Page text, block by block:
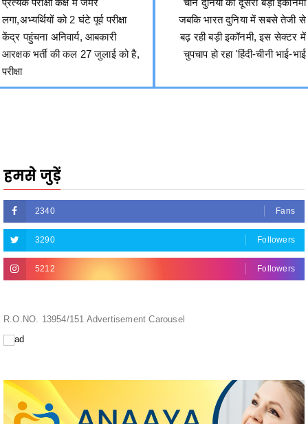
रायपुर .
असल बात news.
विश्व के सर्वाधिक लोकप्रिय नेता हो गए हैं।
प्रतिक्रिया व्यक्त करते हुए मुख्यमंत्री श्री साय ने कहा कि श्री मोदी ने
प्रधानमंत्री के रूप में हर क्षेत्र में भारत को आगे बढ़ाया है। पूरे विश्व में भारत का
मान-सम्मान बढ़ाया है। 140 करोड़ भारतवासियों का मान-सम्मान बढ़ा है और सबका
साथ सबका विकास, सबका विश्वास और सब का प्रयास को मूल मंत्र मानते हुए एक
भारत श्रेष्ठ भारत का नारा बुलंद किया है। देश के पूरे 140 करोड़ भारतीयों के
नेता के रूप में उभरे हैं।
RELATED POSTS